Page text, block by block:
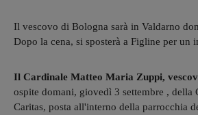
Il vescovo di Bologna sarà in Valdarno
Dopo la cena, si sposterà a Figline per un
Il Cardinale Matteo Maria Zuppi,
ospite domani, giovedì 3 settembre , della
Caritas, posta all'interno della parrocchia